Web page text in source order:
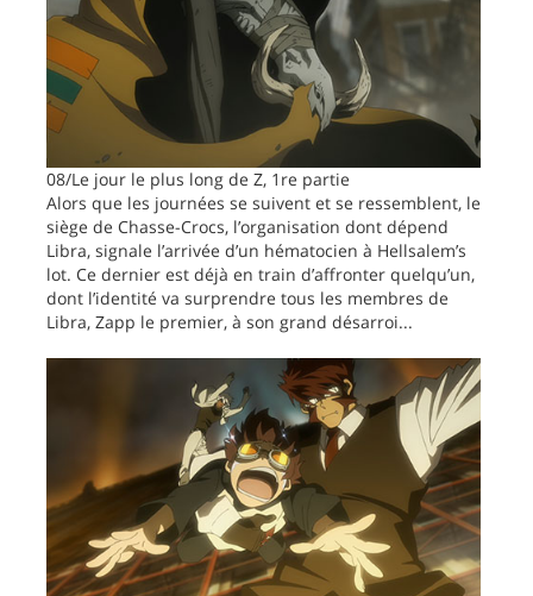
08/Le jour le plus long de Z, 1re partie
Alors que les journées se suivent et se ressemblent, le
siège de Chasse-Crocs, l’organisation dont dépend
Libra, signale l’arrivée d’un hématocien à Hellsalem’s
lot. Ce dernier est déjà en train d’affronter quelqu’un,
dont l’identité va surprendre tous les membres de
Libra, Zapp le premier, à son grand désarroi...